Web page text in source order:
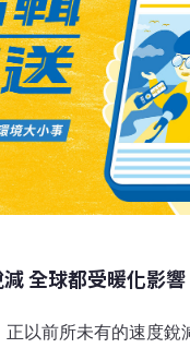
世紀平均華氏57.2度高
是1880年到2016年
年歷史紀錄高華氏
報告說2016年正「邁
漸萎縮至1979年開始
冰雪資料
全球都受暖化影響
正以前所未有的速度銳